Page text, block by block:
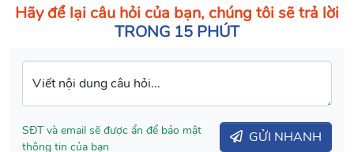
Hãy để lại câu hỏi của bạn, chúng tôi sẽ trả lời
TRONG 15 PHÚT
Viết nội dung câu hỏi...
SĐT và email sẽ được ẩn để bảo mật
thông tin của bạn
GỬI NHANH